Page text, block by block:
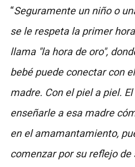
“Seguramente un niño o
se le respeta la primer
llama "la hora de oro",
bebé puede conectar con
madre. Con el piel a piel.
enseñarle a esa madre
en el amamantamiento,
comenzar por su reflejo de